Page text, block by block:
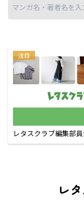
注目
レタスクラブ編集部
レ